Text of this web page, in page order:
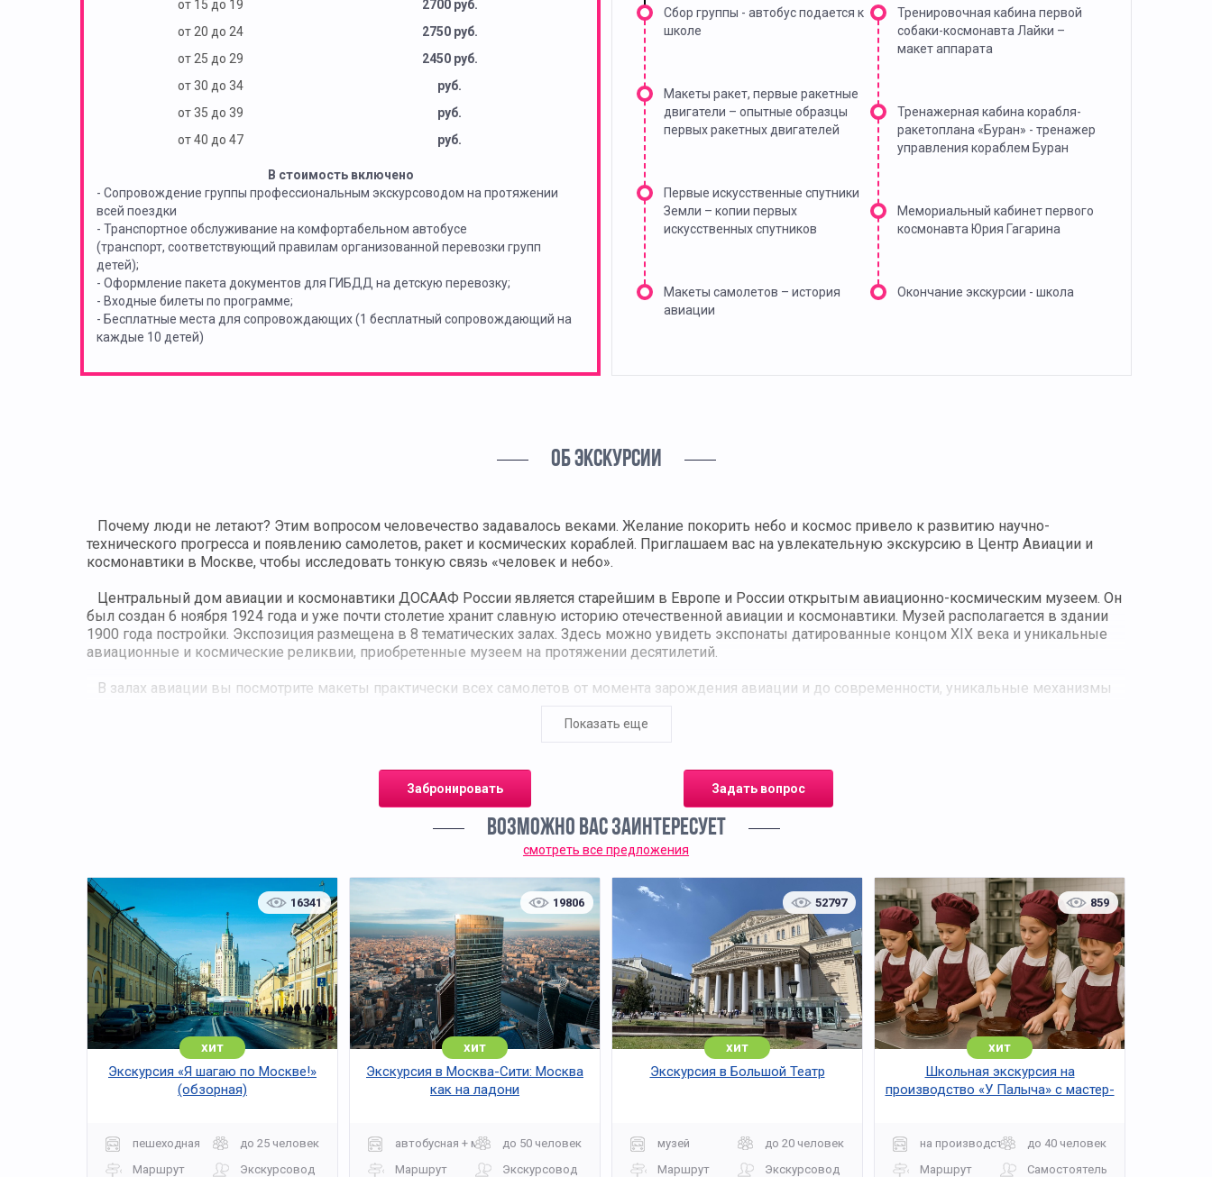
от 15 до 19
2700 руб.
от 20 до 24
2750 руб.
от 25 до 29
2450 руб.
от 30 до 34
руб.
от 35 до 39
руб.
от 40 до 47
руб.
В стоимость включено
- Сопровождение группы профессиональным экскурсоводом на протяжении
всей поездки
- Транспортное обслуживание на комфортабельном автобусе
(транспорт, соответствующий правилам организованной перевозки групп
детей);
- Оформление пакета документов для ГИБДД на детскую перевозку;
- Входные билеты по программе;
- Бесплатные места для сопровождающих (1 бесплатный сопровождающий на
каждые 10 детей)
Сбор группы - автобус подается к
школе
Макеты ракет, первые ракетные
двигатели – опытные образцы
первых ракетных двигателей
Первые искусственные спутники
Земли – копии первых
искусственных спутников
Макеты самолетов – история
авиации
Тренировочная кабина первой
собаки-космонавта Лайки –
макет аппарата
Тренажерная кабина корабля-
ракетоплана «Буран» - тренажер
управления кораблем Буран
Мемориальный кабинет первого
космонавта Юрия Гагарина
Окончание экскурсии - школа
ОБ ЭКСКУРСИИ
Почему люди не летают? Этим вопросом человечество задавалось веками. Желание покорить небо и космос привело к развитию научно-
технического прогресса и появлению самолетов, ракет и космических кораблей. Приглашаем вас на увлекательную экскурсию в Центр Авиации и
космонавтики в Москве, чтобы исследовать тонкую связь «человек и небо».
Центральный дом авиации и космонавтики ДОСААФ России является старейшим в Европе и России открытым авиационно-космическим музеем. Он
был создан 6 ноября 1924 года и уже почти столетие хранит славную историю отечественной авиации и космонавтики. Музей располагается в здании
1900 года постройки. Экспозиция размещена в 8 тематических залах. Здесь можно увидеть экспонаты датированные концом XIX века и уникальные
авиационные и космические реликвии, приобретенные музеем на протяжении десятилетий.
В залах авиации вы посмотрите макеты практически всех самолетов от момента зарождения авиации и до современности, уникальные механизмы
макеты ракет, первые ракетные двигатели, первые искусственные спутники Земли, тренировочную кабину первой собаки-космонавта Лайки,
Показать еще
Забронировать Задать вопрос
ВОЗМОЖНО ВАС ЗАИНТЕРЕСУЕТ
смотреть все предложения
16341
хит
Экскурсия «Я шагаю по Москве!»
(обзорная)
пешеходная
до 25 человек
Маршрут
Экскурсовод
19806
хит
Экскурсия в Москва-Сити: Москва
как на ладони
автобусная + музей до 50 человек
Маршрут
Экскурсовод
52797
хит
Экскурсия в Большой Театр
музей
до 20 человек
Маршрут
Экскурсовод
859
хит
Школьная экскурсия на
производство «У Палыча» с мастер-
на производство
до 40 человек
Маршрут
Самостоятельно